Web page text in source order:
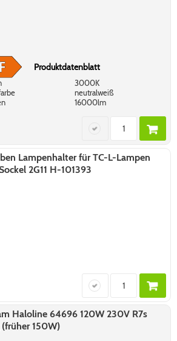
Produktdatenblatt
3000K
neutralweiß
16000lm
Lampenhalter für TC-L-Lampen
2G11 H-101393
Haloline 64696 120W 230V R7s
(früher 150W)